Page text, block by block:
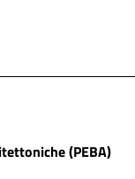
(PEBA)